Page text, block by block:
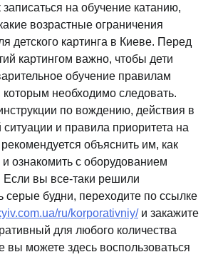
на обучение катанию,
возрастные ограничения
детского картинга в Киеве. Перед
картингом важно, чтобы дети
обучение правилам
которым необходимо следовать.
по вождению, действия в
и правила приоритета на
объяснить им, как
и ознакомить с оборудованием
Если вы все-таки решили
серые будни, переходите по ссылке
ru/korporativniy/и закажите
для любого количества
вы можете здесь воспользоваться